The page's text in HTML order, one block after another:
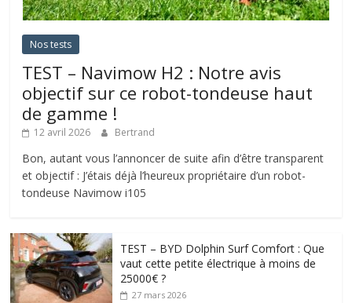
Nos tests
TEST – Navimow H2 : Notre avis
objectif sur ce robot-tondeuse haut
de gamme !
12 avril 2026 Bertrand
Bon, autant vous l’annoncer de suite afin d’être transparent
et objectif : J’étais déjà l’heureux propriétaire d’un robot-
tondeuse Navimow i105
TEST – BYD Dolphin Surf Comfort : Que
vaut cette petite électrique à moins de
25000€ ?
27 mars 2026